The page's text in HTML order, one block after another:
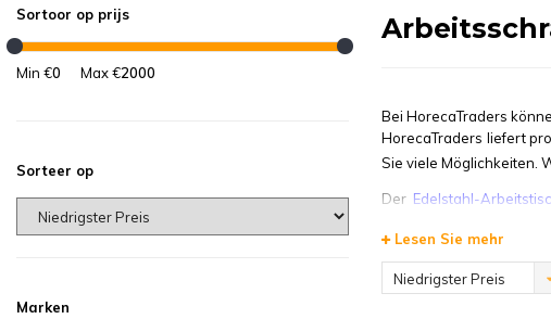
Sortoor op prijs
Min €0 Max €2000
Sorteer op
Marken
Bei HorecaTraders
HorecaTraders liefert
Sie viele Möglichkeiten.
Der Edelstahl-
Werkbänke
Lesen Sie mehr
Niedrigster Preis